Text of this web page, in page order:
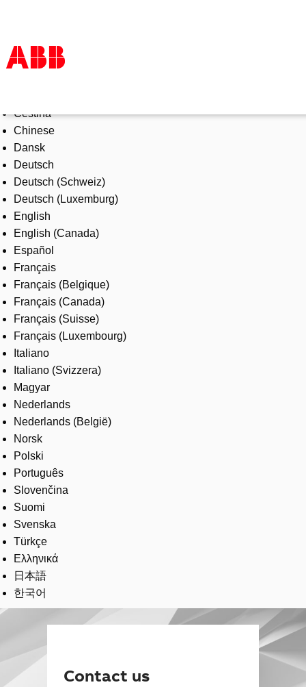
Products & Solutions
Industries
Services
About us
Where to buy
Contact us
Careers
Čeština
Chinese
Dansk
Deutsch
Deutsch (Schweiz)
Deutsch (Luxemburg)
English
English (Canada)
Español
Français
Français (Belgique)
Français (Canada)
Français (Suisse)
Français (Luxembourg)
Italiano
Italiano (Svizzera)
Magyar
Nederlands
Nederlands (België)
Norsk
Polski
Português
Slovenčina
Suomi
Svenska
Türkçe
Ελληνικά
日本語
한국어
Contact us